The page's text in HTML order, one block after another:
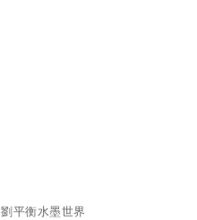
劉平衡水墨世界